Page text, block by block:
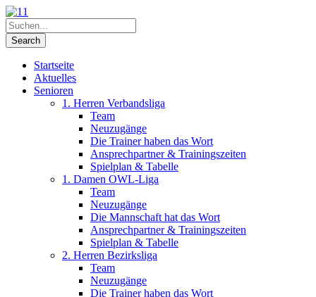
Startseite
Aktuelles
Senioren
1. Herren Verbandsliga
Team
Neuzugänge
Die Trainer haben das Wort
Ansprechpartner & Trainingszeiten
Spielplan & Tabelle
1. Damen OWL-Liga
Team
Neuzugänge
Die Mannschaft hat das Wort
Ansprechpartner & Trainingszeiten
Spielplan & Tabelle
2. Herren Bezirksliga
Team
Neuzugänge
Die Trainer haben das Wort